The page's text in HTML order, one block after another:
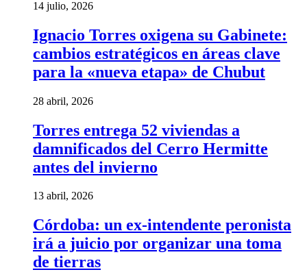
14 julio, 2026
Ignacio Torres oxigena su Gabinete:
cambios estratégicos en áreas clave
para la «nueva etapa» de Chubut
28 abril, 2026
Torres entrega 52 viviendas a
damnificados del Cerro Hermitte
antes del invierno
13 abril, 2026
Córdoba: un ex-intendente peronista
irá a juicio por organizar una toma
de tierras